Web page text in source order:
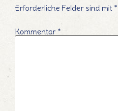
Erforderliche Felder sind mit *
Kommentar *